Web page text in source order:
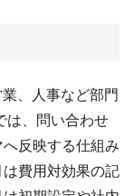
、人事など部門
は、問い合わせ
反映する仕組み
費用対効果の記